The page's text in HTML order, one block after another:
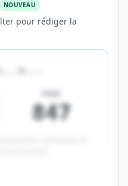
NOUVEAU
pour rédiger la
847